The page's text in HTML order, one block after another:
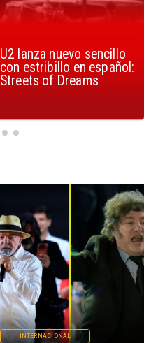
“Africa” de Toto es
considerada la mejor
canción, según la ciencia
INTERNACIONAL